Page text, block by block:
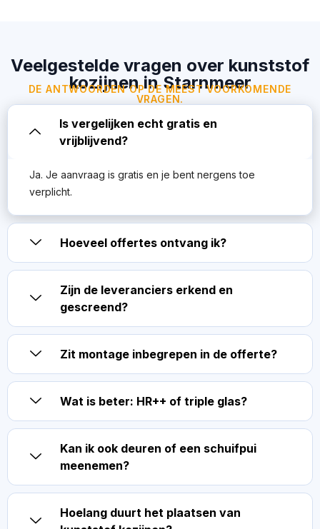
Veelgestelde vragen over kunststof
kozijnen in Starnmeer
DE ANTWOORDEN OP DE MEEST VOORKOMENDE
VRAGEN.
Is vergelijken echt gratis en
vrijblijvend?
Ja. Je aanvraag is gratis en je bent nergens toe
verplicht.
Hoeveel offertes ontvang ik?
Zijn de leveranciers erkend en
gescreend?
Zit montage inbegrepen in de offerte?
Wat is beter: HR++ of triple glas?
Kan ik ook deuren of een schuifpui
meenemen?
Hoelang duurt het plaatsen van